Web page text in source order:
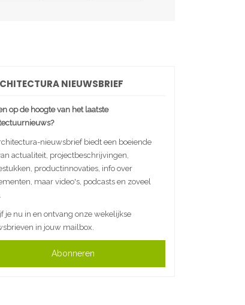
NIEUWSBRIEF
op de hoogte van het laatste
nieuwsbrief biedt een boeiende
actualiteit, projectbeschrijvingen,
productinnovaties, info over
maar video's, podcasts en zoveel
je nu in en ontvang onze wekelijkse
in jouw mailbox.
Abonneren